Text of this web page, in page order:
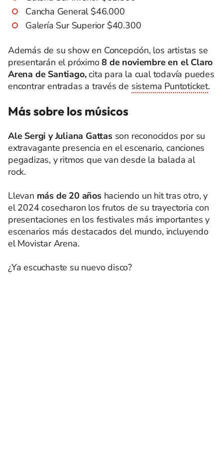
Cancha General $46.000
Galería Sur Superior $40.300
Además de su show en Concepción, los artistas se
presentarán el próximo8 de noviembre en el Claro
Arena de Santiago,cita para la cual todavía puedes
encontrar entradas a través de sistema Puntoticket.
Más sobre los músicos
Ale Sergi y Juliana Gattas son reconocidos por su
extravagante presencia en el escenario, canciones
pegadizas, y ritmos que van desde la balada al
rock.
Llevan más de 20 añoshaciendo un hit tras otro, y
el 2024 cosecharon los frutos de su trayectoria con
presentaciones en los festivales más importantes y
escenarios más destacados del mundo, incluyendo
el Movistar Arena.
¿Ya escuchaste su nuevo disco?